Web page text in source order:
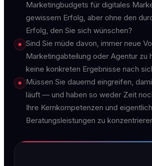
Marketingbudgets für digitales
gewissem Erfolg, aber ohne den
Erfolg, den Sie sich wünschen?
Sind Sie müde davon, immer neue
Marketingabteilung oder Agentur zu
keine konkreten Ergebnisse nach
Müssen Sie dauernd eingreifen,
läuft — und haben so weder Zeit
Ihre Kernkompetenzen und
Beratungsleistungen zu